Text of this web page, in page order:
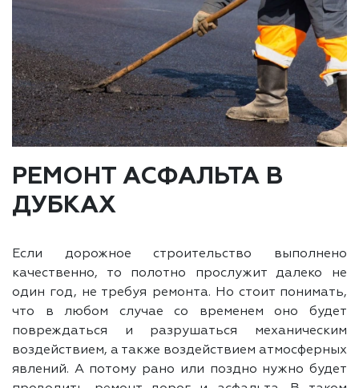
РЕМОНТ АСФАЛЬТА В
ДУБКАХ
Если дорожное строительство выполнено
качественно, то полотно прослужит далеко не
один год, не требуя ремонта. Но стоит понимать,
что в любом случае со временем оно будет
повреждаться и разрушаться механическим
воздействием, а также воздействием атмосферных
явлений. А потому рано или поздно нужно будет